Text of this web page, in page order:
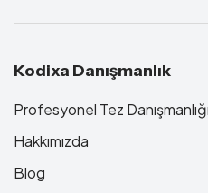
Kodixa Danışmanlık
Profesyonel Tez Danışmanlığı
Hakkımızda
Blog